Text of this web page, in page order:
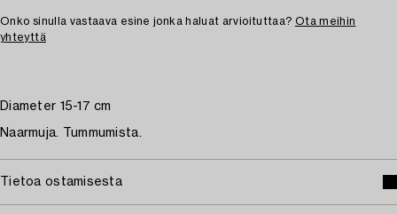
Onko sinulla vastaava esine jonka haluat arvioituttaa? Ota meihin
yhteyttä
Diameter 15-17 cm
Naarmuja. Tummumista.
Tietoa ostamisesta